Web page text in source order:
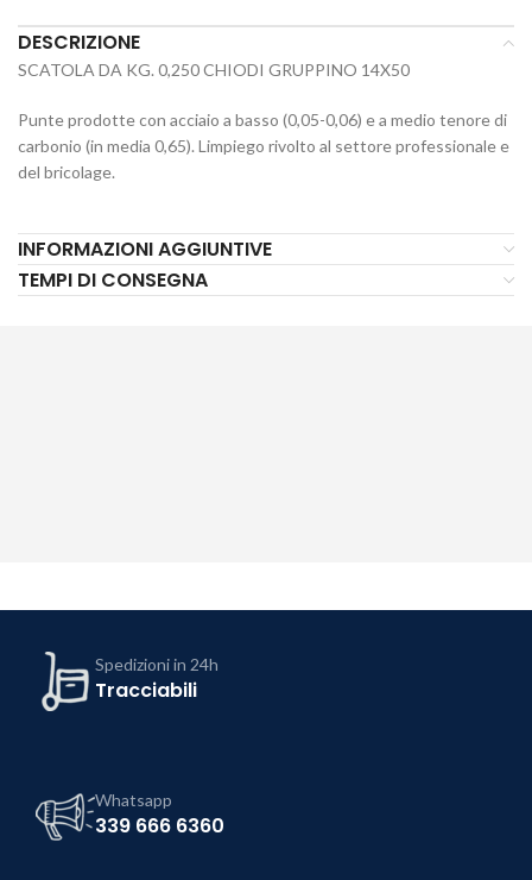
DESCRIZIONE
SCATOLA DA KG. 0,250 CHIODI GRUPPINO 14X50
Punte prodotte con acciaio a basso (0,05-0,06) e a medio tenore di
carbonio (in media 0,65). Limpiego rivolto al settore professionale e
del bricolage.
INFORMAZIONI AGGIUNTIVE
TEMPI DI CONSEGNA
Spedizioni in 24h
Tracciabili
Whatsapp
339 666 6360